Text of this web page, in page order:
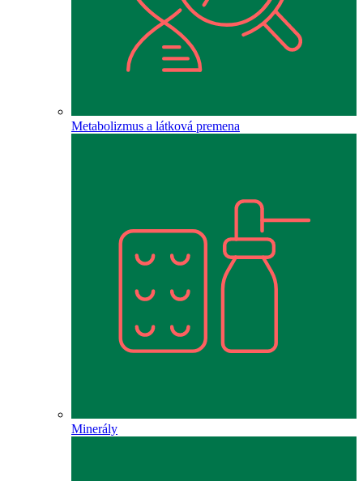
Metabolizmus a látková premena
Minerály